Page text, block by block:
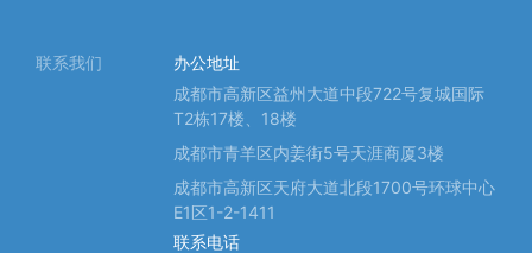
联系我们
办公地址
成都市高新区益州大道中段722号复城国际
T2栋17楼、18楼
成都市青羊区内姜街5号天涯商厦3楼
成都市高新区天府大道北段1700号环球中心
E1区1-2-1411
联系电话